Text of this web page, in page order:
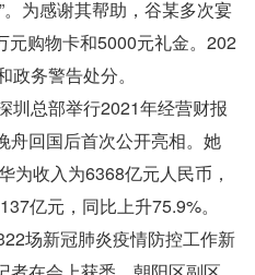
为感谢其帮助，谷某多次宴
元购物卡和5000元礼金。202
务警告处分。
总部举行2021年经营财报
舟回国后首次公开亮相。她
为收入为6368亿元人民币，
亿元，同比上升75.9%。
场新冠肺炎疫情防控工作新